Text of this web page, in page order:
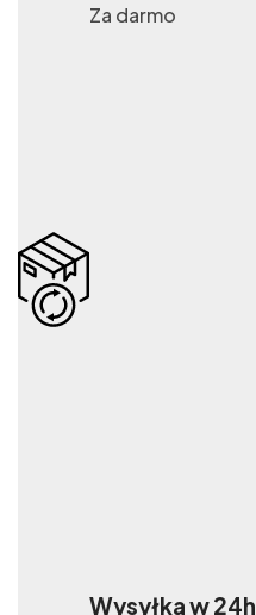
Za darmo
Wysyłka w 24h